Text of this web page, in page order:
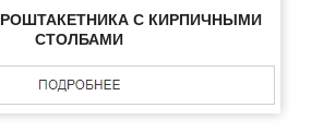
С КИРПИЧНЫМИ
СТОЛБАМИ